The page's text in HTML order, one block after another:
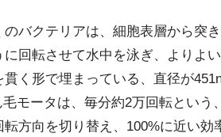
のバクテリアは、細胞表層から突
に回転させて水中を泳ぎ、よりよ
く形で埋まっている、直径が
モータは、毎分約2万回転という
方向を切り替え、100%に近い効